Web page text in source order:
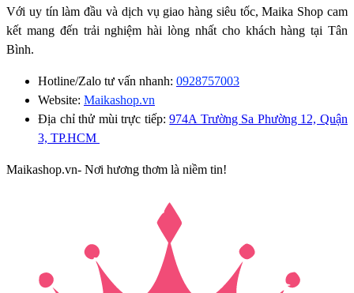
Với uy tín làm đầu và dịch vụ giao hàng siêu tốc, Maika Shop cam
kết mang đến trải nghiệm hài lòng nhất cho khách hàng tại Tân
Bình.
Hotline/Zalo tư vấn nhanh: 0928757003
Website: Maikashop.vn
Địa chỉ thử mùi trực tiếp:974A Trường Sa Phường 12, Quận
3, TP.HCM
Maikashop.vn- Nơi hương thơm là niềm tin!